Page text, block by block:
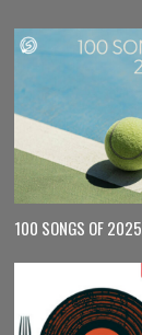
100 SONGS OF 2025